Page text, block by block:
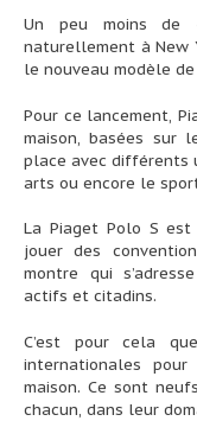
Un peu moins de
naturellement à New
le nouveau modèle
Pour ce lancement,
maison, basées sur
place avec différents
arts ou encore le
La Piaget Polo S
jouer des
montre qui
actifs et citadins.
C’est pour cela
internationales
maison. Ce sont
chacun, dans leur